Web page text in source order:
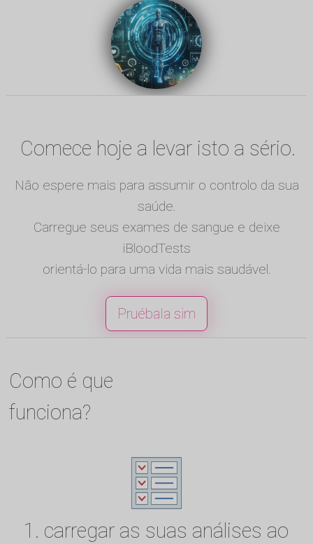
Comece hoje a levar isto a sério.
Não espere mais para assumir o controlo da sua
saúde.
Carregue seus exames de sangue e deixe
iBloodTests
orientá-lo para uma vida mais saudável.
Pruébala sim
Como é que
funciona?
1. carregar as suas análises ao